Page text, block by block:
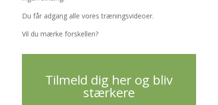
Du får adgang alle vores træningsvideoer.
Vil du mærke forskellen?
Tilmeld dig her og bliv
stærkere